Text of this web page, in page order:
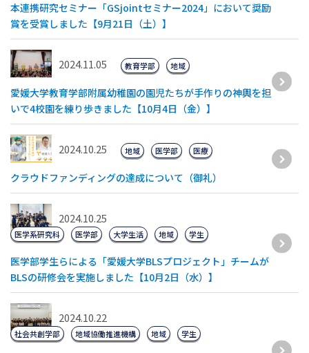
本連携研究セミナー「GSjointセミナー2024」において奨励
賞を受賞しました【9月21日（土）】
2024.11.05
愛媛大学教育学部附属幼稚園の園児たちが手作りの神輿を担
いで4校園を練り歩きました【10月4日（金）】
教育学部 地域
2024.10.25
クラウドファンディングの達成について（御礼）
地域 医学部 医療
2024.10.25
医学部学生らによる「愛媛大学BLSプロジェクト」チームが
BLSの研修会を実施しました【10月2日（水）】
医学系研究科 医学部 大学生活 地域 学生
2024.10.22
社会共創学部 地域協働推進機構 地域 学生